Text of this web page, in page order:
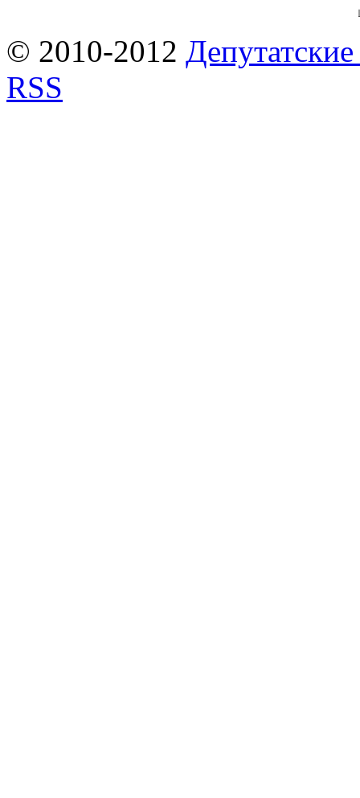
© 2010-2012
RSS